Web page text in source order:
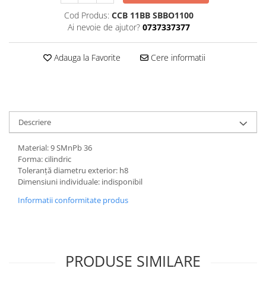
Cod Produs: CCB 11BB SBBO1100
Ai nevoie de ajutor? 0737337377
Adauga la Favorite Cere informatii
Descriere
Material: 9 SMnPb 36
Forma: cilindric
Toleranță diametru exterior: h8
Dimensiuni individuale: indisponibil
Informatii conformitate produs
PRODUSE SIMILARE